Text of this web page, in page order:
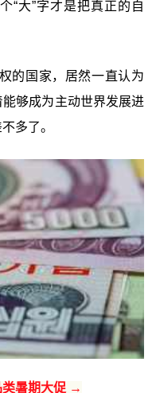
“大”字才是把真正的自
的国家，居然一直认为
够成为主动世界发展进
多了。
类暑期大促 →